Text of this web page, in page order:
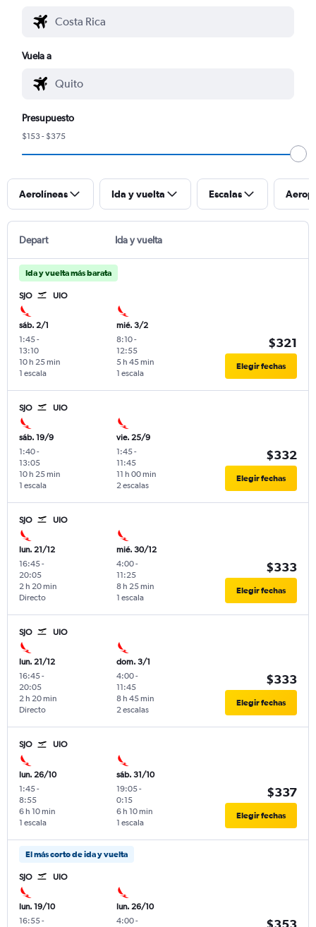
Vuela a
Presupuesto
$153 - $375
Aerolíneas Ida y vuelta Escalas
Depart Ida y vuelta
Ida y vuelta más barata
SJO UIO
sáb. 2/1
1:45-
13:10
1 escala
10 h 25 min
mié. 3/2
8:10-
12:55
1 escala
5 h 45 min
$321
Elegir fechas
SJO UIO
sáb. 19/9
1:40-
13:05
1 escala
10 h 25 min
vie. 25/9
1:45-
11:45
2 escalas
11 h 00 min
$332
Elegir fechas
SJO UIO
lun. 21/12
16:45-
20:05
Directo
2 h 20 min
mié. 30/12
4:00-
11:25
1 escala
8 h 25 min
$333
Elegir fechas
SJO UIO
lun. 21/12
16:45-
20:05
Directo
2 h 20 min
dom. 3/1
4:00-
11:45
2 escalas
8 h 45 min
$333
Elegir fechas
SJO UIO
lun. 26/10
1:45-
8:55
1 escala
6 h 10 min
sáb. 31/10
19:05-
0:15
1 escala
6 h 10 min
$337
Elegir fechas
El más corto de ida y vuelta
SJO UIO
lun. 19/10
16:55-
lun. 26/10
4:00-
$353